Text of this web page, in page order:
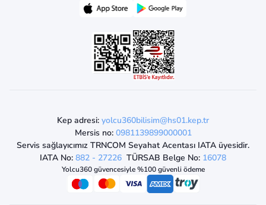
Kep adresi: yolcu360bilisim@hs01.kep.tr
Mersis no: 0981139899000001
Servis sağlayıcımız TRNCOM Seyahat Acentası IATA üyesidir.
IATA No: 882 - 27226 TÜRSAB Belge No: 16078
Yolcu360 güvencesiyle %100 güvenli ödeme